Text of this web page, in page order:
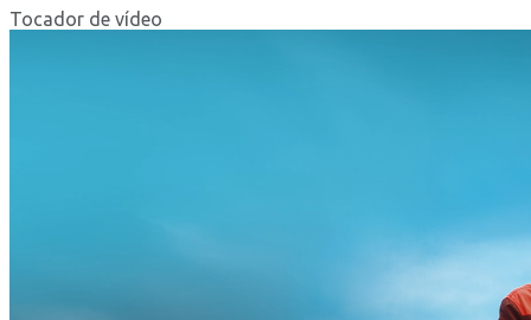
Tocador de vídeo